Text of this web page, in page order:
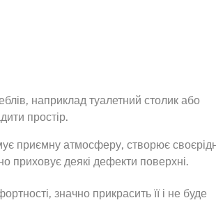
наприклад туалетний столик або
простір.
приємну атмосферу, створює
приховує деякі дефекти поверхні.
значно прикрасить її і не буде